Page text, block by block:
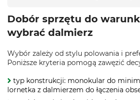
Dobór sprzętu do
wybrać dalmierz
Wybór zależy od stylu polowania i
Poniższe kryteria pomogą zawęzić
typ konstrukcji: monokular do
lornetka z dalmierzem do łączenia